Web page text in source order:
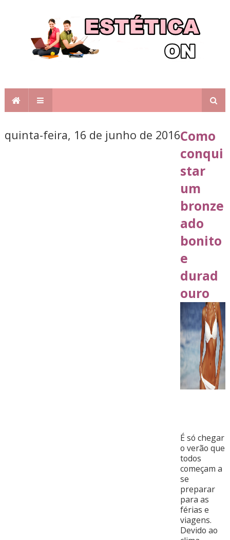
quinta-feira, 16 de junho de 2016Como
conqui
star
um
bronze
ado
bonito
e
durad
ouro
É só chegar
o verão que
todos
começam a
se
preparar
para as
férias e
viagens.
Devido ao